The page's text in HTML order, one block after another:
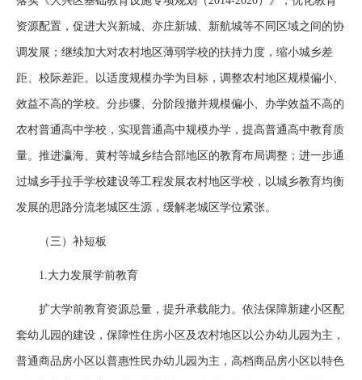
资源配置，促进大兴新城、亦庄新城、新航城等不同区域之间的协
调发展；继续加大对农村地区薄弱学校的扶持力度，缩小城乡差
距、校际差距。以适度规模办学为目标，调整农村地区规模偏小、
效益不高的学校。分步骤、分阶段撤并规模偏小、办学效益不高的
农村普通高中学校，实现普通高中规模办学，提高普通高中教育质
量。推进瀛海、黄村等城乡结合部地区的教育布局调整；进一步通
过城乡手拉手学校建设等工程发展农村地区学校，以城乡教育均衡
发展的思路分流老城区生源，缓解老城区学位紧张。
（三）补短板
1.大力发展学前教育
扩大学前教育资源总量，提升承载能力。依法保障新建小区配
套幼儿园的建设，保障性住房小区及农村地区以公办幼儿园为主，
普通商品房小区以普惠性民办幼儿园为主，高档商品房小区以特色